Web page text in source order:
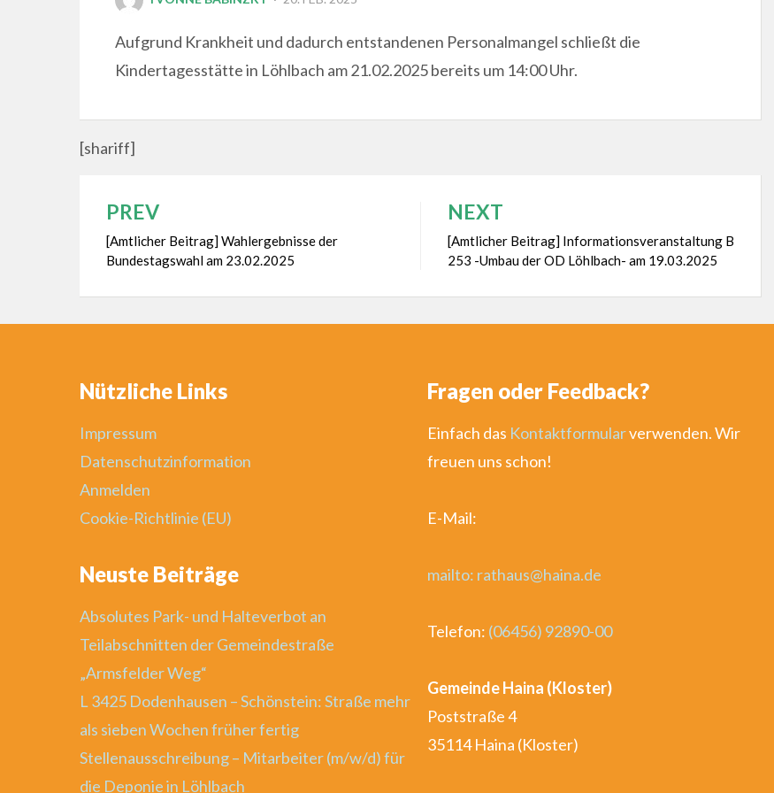
Aufgrund Krankheit und dadurch entstandenen Personalmangel schließt die
Kindertagesstätte in Löhlbach am 21.02.2025 bereits um 14:00 Uhr.
[shariff]
Beitragsnavigation
PREV
[Amtlicher Beitrag] Wahlergebnisse der
Bundestagswahl am 23.02.2025
NEXT
[Amtlicher Beitrag] Informationsveranstaltung B
253 -Umbau der OD Löhlbach- am 19.03.2025
Nützliche Links
Impressum
Datenschutzinformation
Anmelden
Cookie-Richtlinie (EU)
Neuste Beiträge
Absolutes Park- und Halteverbot an
Teilabschnitten der Gemeindestraße
„Armsfelder Weg“
L 3425 Dodenhausen – Schönstein: Straße mehr
als sieben Wochen früher fertig
Stellenausschreibung – Mitarbeiter (m/w/d) für
die Deponie in Löhlbach
Fragen oder Feedback?
Einfach das Kontaktformularverwenden. Wir
freuen uns schon!
E-Mail:
mailto: rathaus@haina.de
Telefon: (06456) 92890-00
Gemeinde Haina (Kloster)
Poststraße 4
35114 Haina (Kloster)